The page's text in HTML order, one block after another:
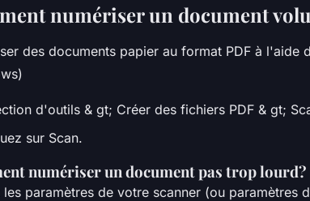
un livre
numériser un document
des documents papier au format PDF à l'aide
d'outils & gt; Créer des fichiers PDF & gt;
sur Scan.
numériser un document pas trop lourd?
les paramètres de votre scanner (ou paramètres